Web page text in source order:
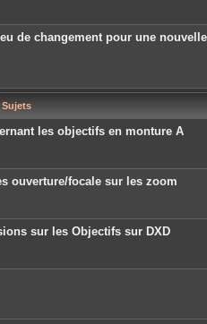
c
e
n
de changement pour une nouvelle
Sujets
les objectifs en monture A
ouverture/focale sur les zoom
sur les Objectifs sur DXD